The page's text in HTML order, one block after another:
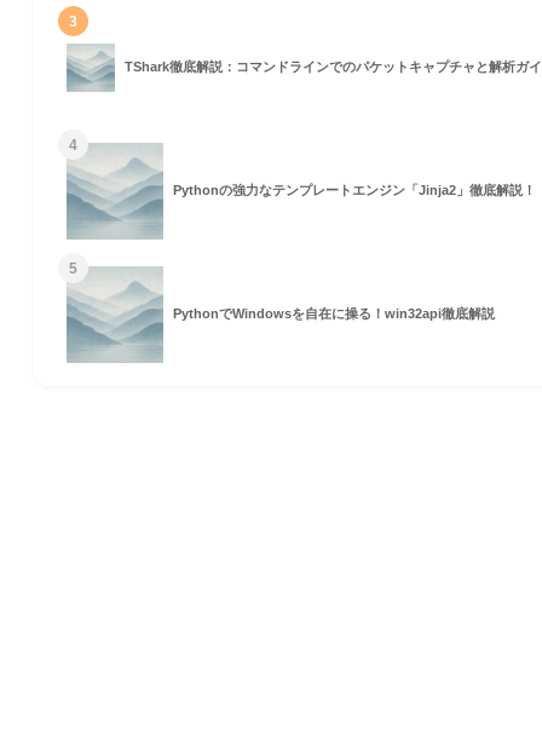
3
TShark徹底解説：コマンドラインでのパケットキャプチャと解析ガ
4
Pythonの強力なテンプレートエンジン「Jinja2」徹底解説！
5
PythonでWindowsを自在に操る！win32api徹底解説